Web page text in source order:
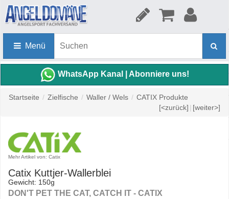
Menü
WhatsApp Kanal | Abonniere uns!
Startseite / Zielfische / Waller / Wels / CATIX Produkte
[<zurück] | [weiter>]
Mehr Artikel von: Catix
Catix Kuttjer-Wallerblei
Gewicht: 150g
DON'T PET THE CAT, CATCH IT - CATIX